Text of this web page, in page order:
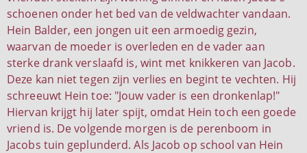
schoenen onder het bed van de veldwachter vandaan.
Hein Balder, een jongen uit een armoedig gezin,
waarvan de moeder is overleden en de vader aan
sterke drank verslaafd is, wint met knikkeren van Jacob.
Deze kan niet tegen zijn verlies en begint te vechten. Hij
schreeuwt Hein toe: "Jouw vader is een dronkenlap!"
Hiervan krijgt hij later spijt, omdat Hein toch een goede
vriend is. De volgende morgen is de perenboom in
Jacobs tuin geplunderd. Als Jacob op school van Hein